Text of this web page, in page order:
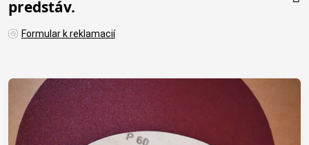
predstáv.
Formular k reklamacií